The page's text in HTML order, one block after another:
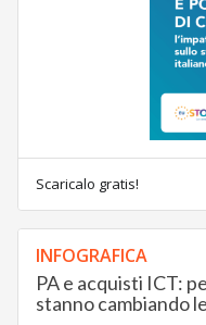
Scaricalo gratis!
INFOGRAFICA
PA e acquisti ICT:
stanno cambiando